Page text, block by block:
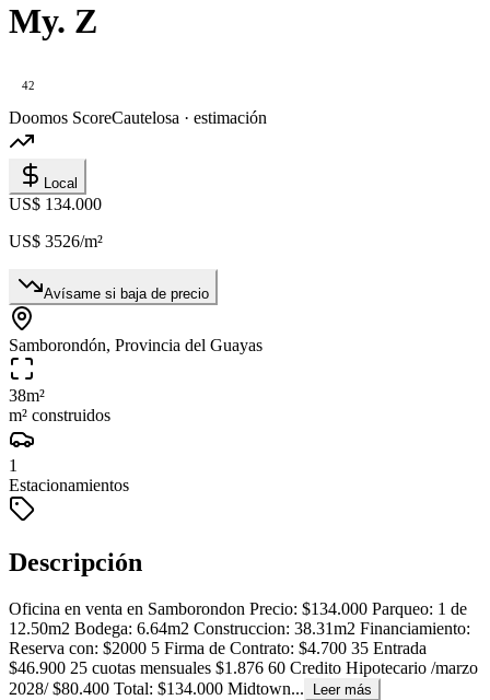
My. Z
42
Doomos ScoreCautelosa · estimación
Local
US$ 134.000
US$ 3526/m²
Avísame si baja de precio
Samborondón, Provincia del Guayas
38m²
m² construidos
1
Estacionamientos
Descripción
Oficina en venta en Samborondon Precio: $134.000 Parqueo: 1 de
12.50m2 Bodega: 6.64m2 Construccion: 38.31m2 Financiamiento:
Reserva con: $2000 5 Firma de Contrato: $4.700 35 Entrada
$46.900 25 cuotas mensuales $1.876 60 Credito Hipotecario /marzo
2028/ $80.400 Total: $134.000 Midtown...
Leer más